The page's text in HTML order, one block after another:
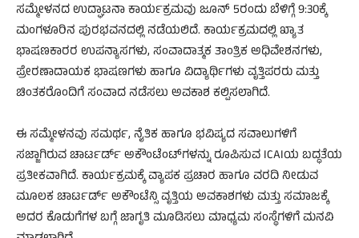
ಸಮ್ಮೇಳನದ ಉದ್ಘಾಟನಾ ಕಾರ್ಯಕ್ರಮವು ಜೂನ್ 5ರಂದು ಬೆಳಿಗ್ಗೆ 9:30ಕ್ಕೆ
ಮಂಗಳೂರಿನ ಪುರಭವನದಲ್ಲಿ ನಡೆಯಲಿದೆ. ಕಾರ್ಯಕ್ರಮದಲ್ಲಿ ಖ್ಯಾತ
ಭಾಷಣಕಾರರ ಉಪನ್ಯಾಸಗಳು, ಸಂವಾದಾತ್ಮಕ ತಾಂತ್ರಿಕ ಅಧಿವೇಶನಗಳು,
ಪ್ರೇರಣಾದಾಯಕ ಭಾಷಣಗಳು ಹಾಗೂ ವಿದ್ಯಾರ್ಥಿಗಳು ವೃತ್ತಿಪರರು ಮತ್ತು
ಚಿಂತಕರೊಂದಿಗೆ ಸಂವಾದ ನಡೆಸಲು ಅವಕಾಶ ಕಲ್ಪಿಸಲಾಗಿದೆ.
ಈ ಸಮ್ಮೇಳನವು ಸಮರ್ಥ, ನೈತಿಕ ಹಾಗೂ ಭವಿಷ್ಯದ ಸವಾಲುಗಳಿಗೆ
ಸಜ್ಜಾಗಿರುವ ಚಾರ್ಟರ್ಡ್ ಅಕೌಂಟೆಂಟ್‌ಗಳನ್ನು ರೂಪಿಸುವ ICAIಯ ಬದ್ಧತೆಯ
ಪ್ರತೀಕವಾಗಿದೆ. ಕಾರ್ಯಕ್ರಮಕ್ಕೆ ವ್ಯಾಪಕ ಪ್ರಚಾರ ಹಾಗೂ ವರದಿ ನೀಡುವ
ಮೂಲಕ ಚಾರ್ಟರ್ಡ್ ಅಕೌಂಟೆನ್ಸಿ ವೃತ್ತಿಯ ಅವಕಾಶಗಳು ಮತ್ತು ಸಮಾಜಕ್ಕೆ
ಅದರ ಕೊಡುಗೆಗಳ ಬಗ್ಗೆ ಜಾಗೃತಿ ಮೂಡಿಸಲು ಮಾಧ್ಯಮ ಸಂಸ್ಥೆಗಳಿಗೆ ಮನವಿ